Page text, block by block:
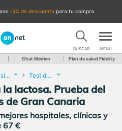
-5% de descuento para tu compra
BUSCAR MENU
Chat Médico Plan de salud Fidelity
Análisis Clínicos Test de intolerancia a la lactosa. Prueba del aliento
lactosa. Prueba del
de Gran Canaria
hospitales, clínicas y
67 €